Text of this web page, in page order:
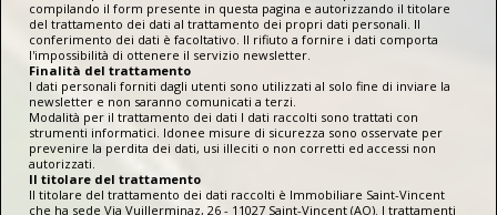
compilando il form presente in questa pagina e autorizzando il titolare
del trattamento dei dati al trattamento dei propri dati personali. Il
conferimento dei dati è facoltativo. Il rifiuto a fornire i dati comporta
l'impossibilità di ottenere il servizio newsletter.
Finalità del trattamento
I dati personali forniti dagli utenti sono utilizzati al solo fine di inviare la
newsletter e non saranno comunicati a terzi.
Modalità per il trattamento dei dati I dati raccolti sono trattati con
strumenti informatici. Idonee misure di sicurezza sono osservate per
prevenire la perdita dei dati, usi illeciti o non corretti ed accessi non
autorizzati.
Il titolare del trattamento
Il titolare del trattamento dei dati raccolti è Immobiliare Saint-Vincent
che ha sede Via Vuillerminaz, 26 - 11027 Saint-Vincent (AO). I trattamenti